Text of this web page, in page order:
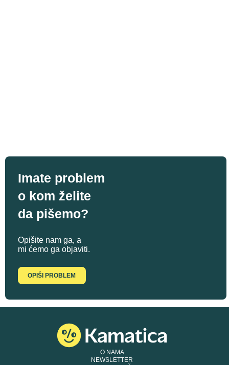
Imate problem
o kom želite
da pišemo?
Opišite nam ga, a
mi ćemo ga objaviti.
OPIŠI PROBLEM
O NAMA
NEWSLETTER